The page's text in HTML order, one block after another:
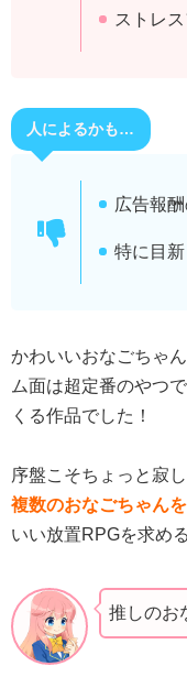
ストレ
人によるかも…
広告報
特に目
かわいいおなごちゃ
ム面は超定番のやつ
くる作品でした！
序盤こそちょっと寂
複数のおなごちゃん
いい放置RPGを求め
推しのお